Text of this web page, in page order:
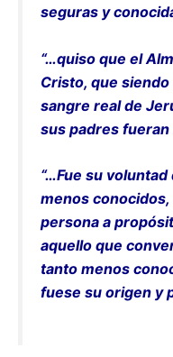
seguras y
“…quiso que el
Cristo, que
sangre real de
sus padres
“…Fue su
menos
persona a
aquello que
tanto menos
fuese su origen y